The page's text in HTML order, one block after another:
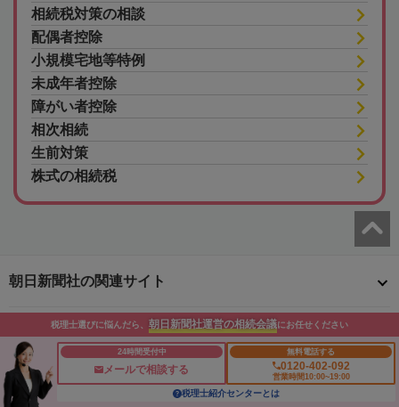
相続税対策の相談
配偶者控除
小規模宅地等特例
未成年者控除
障がい者控除
相次相続
生前対策
株式の相続税
税理士選びに悩んだら、 朝日新聞社運営の相続会議にお任せください
24時間受付中
メールで相談する
無料電話する
0120-402-092
営業時間10:00~19:00
税理士紹介センターとは
朝日新聞社の関連サイト
サイトポリシー 相続会議利用規約
相続会議プライバシーポリシー 利用者情報の外部送信 プライバシーポータル
運営会社 広告ガイド お問い合わせ